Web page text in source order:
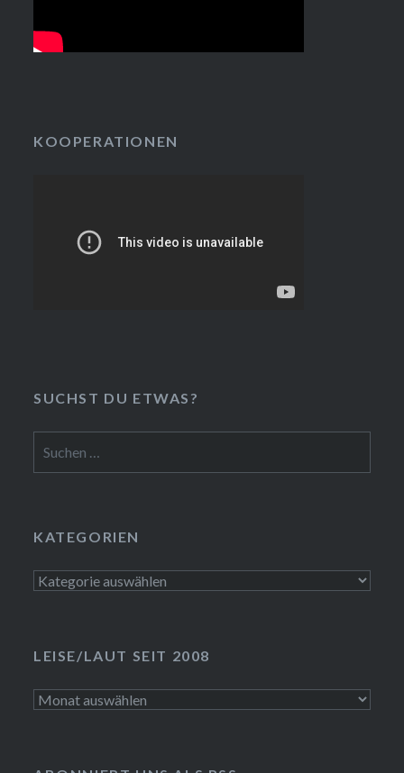
KOOPERATIONEN
SUCHST DU ETWAS?
nach:
KATEGORIEN
Kategorien
LEISE/LAUT SEIT 2008
LEISE/laut